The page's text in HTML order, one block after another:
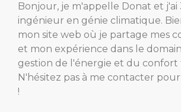
Bonjour, je m'appelle Donat et j'ai
ingénieur en génie climatique.
mon site web où je partage mes
et mon expérience dans le
gestion de l'énergie et du
N'hésitez pas à me contacter
!